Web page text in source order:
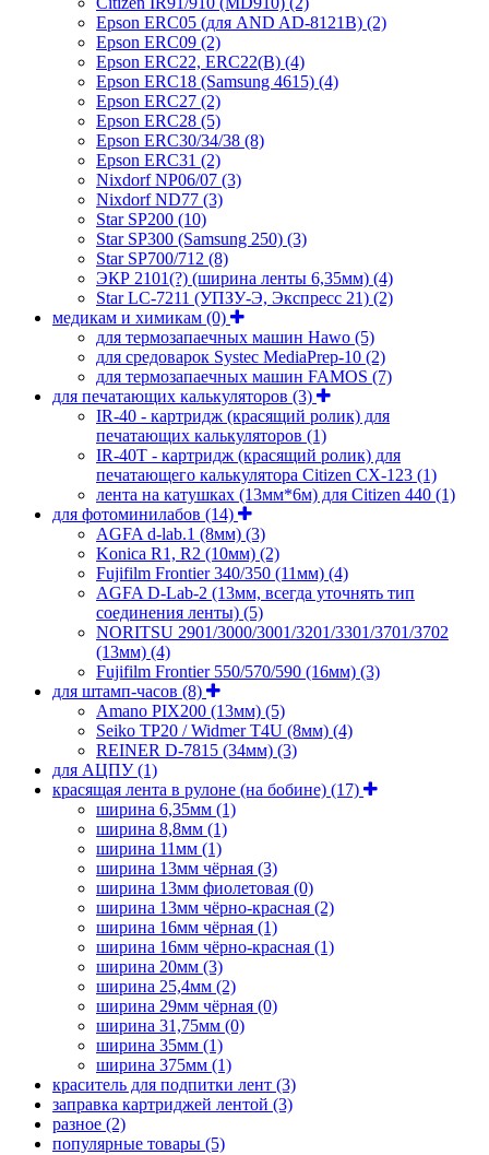
Epson ERC05 (для AND AD-8121B) (2)
Epson ERC09 (2)
Epson ERC22, ERC22(B) (4)
Epson ERC18 (Samsung 4615) (4)
Epson ERC27 (2)
Epson ERC28 (5)
Epson ERC30/34/38 (8)
Epson ERC31 (2)
Nixdorf NP06/07 (3)
Nixdorf ND77 (3)
Star SP200 (10)
Star SP300 (Samsung 250) (3)
Star SP700/712 (8)
ЭКР 2101(?) (ширина ленты 6,35мм) (4)
Star LC-7211 (УПЗУ-Э, Экспресс 21) (2)
медикам и химикам (0)
для термозапаечных машин Hawo (5)
для средоварок Systec MediaPrep-10 (2)
для термозапаечных машин FAMOS (7)
для печатающих калькуляторов (3)
IR-40 - картридж (красящий ролик) для
печатающих калькуляторов (1)
IR-40T - картридж (красящий ролик) для
печатающего калькулятора Citizen CX-123 (1)
лента на катушках (13мм*6м) для Citizen 440 (1)
для фотоминилабов (14)
AGFA d-lab.1 (8мм) (3)
Konica R1, R2 (10мм) (2)
Fujifilm Frontier 340/350 (11мм) (4)
AGFA D-Lab-2 (13мм, всегда уточнять тип
соединения ленты) (5)
NORITSU 2901/3000/3001/3201/3301/3701/3702
(13мм) (4)
Fujifilm Frontier 550/570/590 (16мм) (3)
для штамп-часов (8)
Amano PIX200 (13мм) (5)
Seiko TP20 / Widmer T4U (8мм) (4)
REINER D-7815 (34мм) (3)
для АЦПУ(1)
красящая лента в рулоне (на бобине) (17)
ширина 6,35мм (1)
ширина 8,8мм (1)
ширина 11мм (1)
ширина 13мм чёрная (3)
ширина 13мм фиолетовая (0)
ширина 13мм чёрно-красная (2)
ширина 16мм чёрная (1)
ширина 16мм чёрно-красная (1)
ширина 20мм (3)
ширина 25,4мм (2)
ширина 29мм чёрная (0)
ширина 31,75мм (0)
ширина 35мм (1)
ширина 375мм (1)
краситель для подпитки лент (3)
заправка картриджей лентой (3)
разное (2)
популярные товары (5)